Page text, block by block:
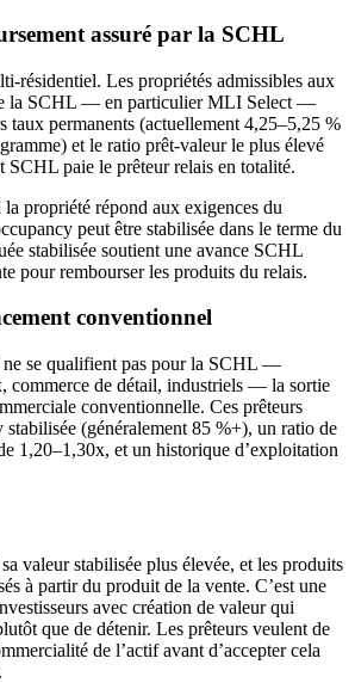
assuré par la SCHL
résidentiel. Les propriétés admissibles aux
la SCHL — en particulier MLI Select —
taux permanents (actuellement 4,25–5,25 %
et le ratio prêt-valeur le plus élevé
SCHL paie le prêteur relais en totalité.
propriété répond aux exigences du
peut être stabilisée dans le terme du
stabilisée soutient une avance SCHL
pour rembourser les produits du relais.
conventionnel
ne se qualifient pas pour la SCHL —
commerce de détail, industriels — la sortie
conventionnelle. Ces prêteurs
(généralement 85 %+), un ratio de
1,20–1,30x, et un historique d’exploitation
valeur stabilisée plus élevée, et les produits
à partir du produit de la vente. C’est une
avec création de valeur qui
que de détenir. Les prêteurs veulent de
de l’actif avant d’accepter cela